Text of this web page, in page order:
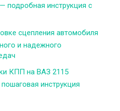
подробная инструкция с
сцепления автомобиля
и надежного
КПП на ВАЗ 2115
инструкция